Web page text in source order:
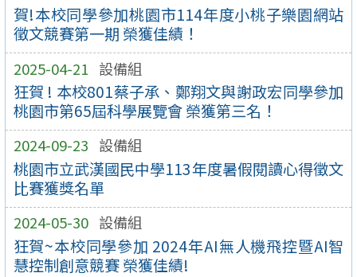
賀!本校同學參加桃園市114年度小桃子樂園網站
徵文競賽第一期 榮獲佳績！
2025-04-21 設備組
狂賀 ! 本校801蔡子承、鄭翔文與謝政宏同學參加
桃園市第65屆科學展覽會 榮獲第三名！
2024-09-23 設備組
桃園市立武漢國民中學113年度暑假閱讀心得徵文
比賽獲獎名單
2024-05-30 設備組
狂賀~本校同學參加 2024年AI無人機飛控暨AI智
慧控制創意競賽 榮獲佳績!